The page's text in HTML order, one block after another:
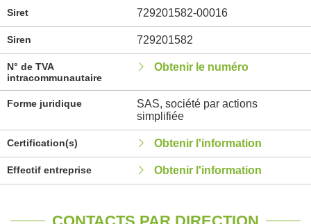
Siret 729201582-00016
Siren 729201582
N° de TVA
intracommunautaire
Obtenir le numéro
Forme juridique
SAS, société par actions
simplifiée
Certification(s) Obtenir l'information
Effectif entreprise Obtenir l'information